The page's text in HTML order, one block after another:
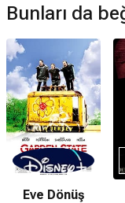
Bunlar: En İyi
Annem Hakkında
Annem Hakkında
72. Akademi Ödülleri
Bunları da
Eve Dönüş